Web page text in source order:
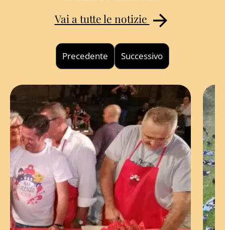
Vai a tutte le notizie
Precedente Successivo